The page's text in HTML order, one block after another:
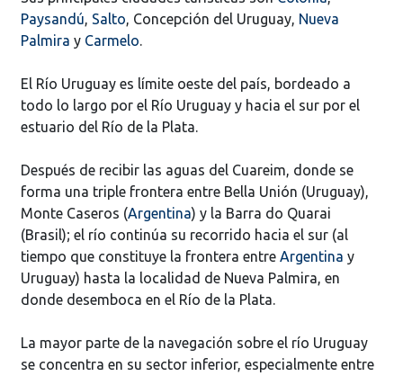
Paysandú, Salto, Concepción del Uruguay, Nueva
Palmira y Carmelo.
El Río Uruguay es límite oeste del país, bordeado a
todo lo largo por el Río Uruguay y hacia el sur por el
estuario del Río de la Plata.
Después de recibir las aguas del Cuareim, donde se
forma una triple frontera entre Bella Unión (Uruguay),
Monte Caseros (Argentina) y la Barra do Quarai
(Brasil); el río continúa su recorrido hacia el sur (al
tiempo que constituye la frontera entre Argentina y
Uruguay) hasta la localidad de Nueva Palmira, en
donde desemboca en el Río de la Plata.
La mayor parte de la navegación sobre el río Uruguay
se concentra en su sector inferior, especialmente entre